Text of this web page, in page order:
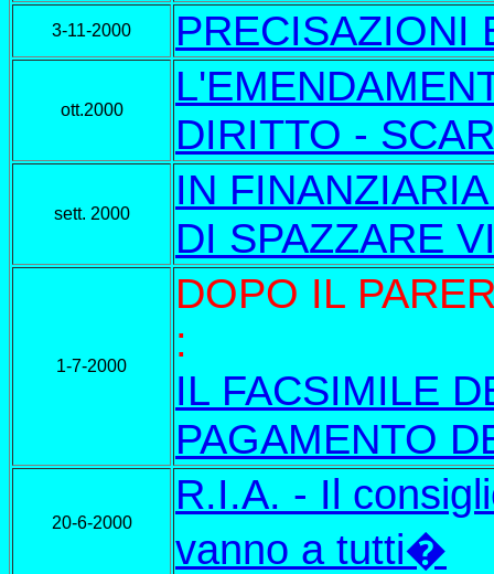
3-11-2000 PRECISAZIONI
ott.2000
DIRITTO -
sett. 2000
IN
DI SPAZZARE
1-7-2000
DOPO IL
:
IL FACSIMILE
PAGAMENTO
20-6-2000
R.I.A. - Il
vanno a tutti�